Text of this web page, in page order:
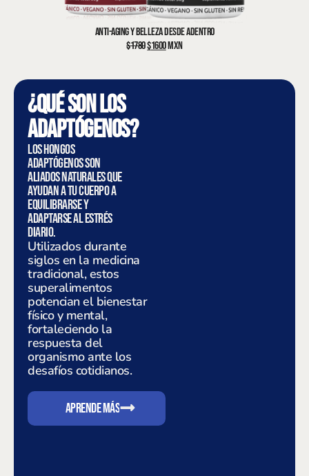
ANTI-AGING Y BELLEZA DESDE ADENTRO
$1780$1600MXN
¿Qué son los
adaptógenos?
Los hongos
adaptógenos son
aliados naturales que
ayudan a tu cuerpo a
equilibrarse y
adaptarse al estrés
diario.
Utilizados durante
siglos en la medicina
tradicional, estos
superalimentos
potencian el bienestar
físico y mental,
fortaleciendo la
respuesta del
organismo ante los
desafíos cotidianos.
APRENDE MÁS